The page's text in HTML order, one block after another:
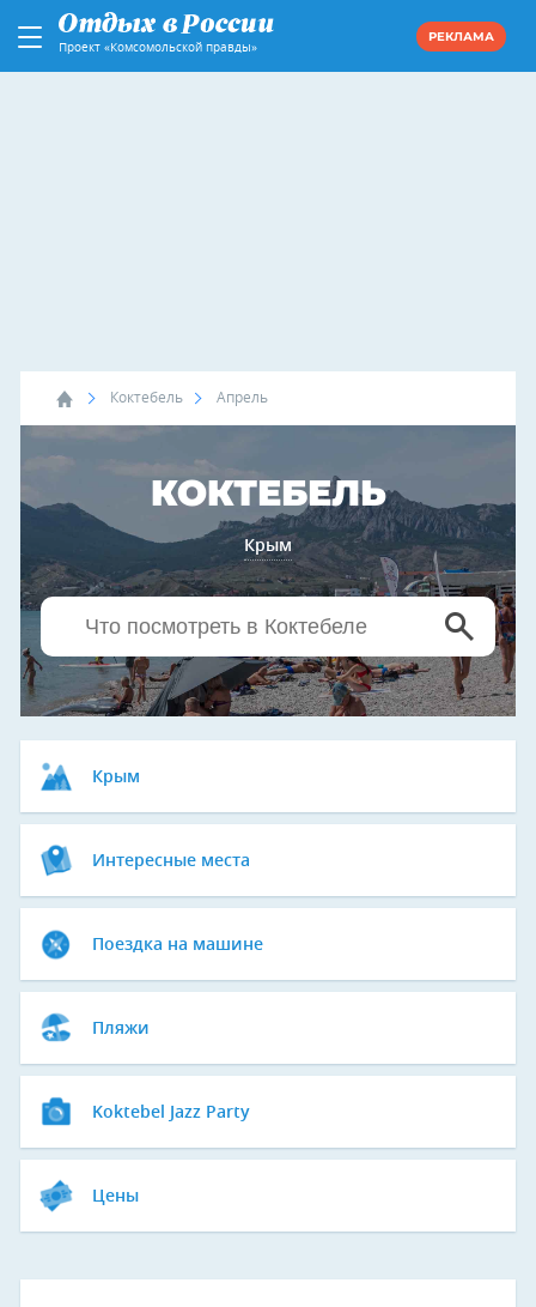
Проект «Комсомольской правды»
РЕКЛАМА
Коктебель Апрель
КОКТЕБЕЛЬ
Крым
Крым
Интересные места
Поездка на машине
Пляжи
Koktebel Jazz Party
Цены